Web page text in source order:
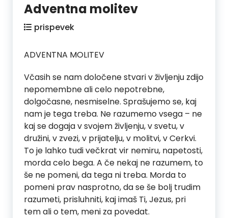
Adventna molitev
prispevek
ADVENTNA MOLITEV
Včasih se nam določene stvari v življenju zdijo
nepomembne ali celo nepotrebne,
dolgočasne, nesmiselne. Sprašujemo se, kaj
nam je tega treba. Ne razumemo vsega – ne
kaj se dogaja v svojem življenju, v svetu, v
družini, v zvezi, v prijatelju, v molitvi, v Cerkvi.
To je lahko tudi večkrat vir nemiru, napetosti,
morda celo bega. A če nekaj ne razumem, to
še ne pomeni, da tega ni treba. Morda to
pomeni prav nasprotno, da se še bolj trudim
razumeti, prisluhniti, kaj imaš Ti, Jezus, pri
tem ali o tem, meni za povedat.